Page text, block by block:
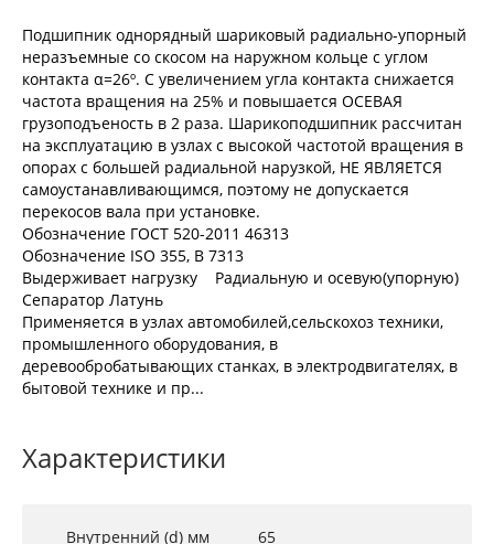
Подшипник однорядный шариковый радиально-упорный
неразъемные со скосом на наружном кольце с углом
контакта α=26º. С увеличением угла контакта снижается
частота вращения на 25% и повышается ОСЕВАЯ
грузоподъеность в 2 раза. Шарикоподшипник рассчитан
на эксплуатацию в узлах с высокой частотой вращения в
опорах с большей радиальной нарузкой, НЕ ЯВЛЯЕТСЯ
самоустанавливающимся, поэтому не допускается
перекосов вала при установке.
Обозначение ГОСТ 520-2011 46313
Обозначение ISO 355, В 7313
Выдерживает нагрузку Радиальную и осевую(упорную)
Сепаратор Латунь
Применяется в узлах автомобилей,сельскохоз техники,
промышленного оборудования, в
деревообробатывающих станках, в электродвигателях, в
бытовой технике и пр...
Характеристики
Внутренний (d) мм 65